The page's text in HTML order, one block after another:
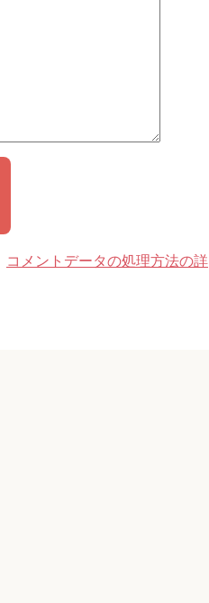
コメントデータの処理方法の詳